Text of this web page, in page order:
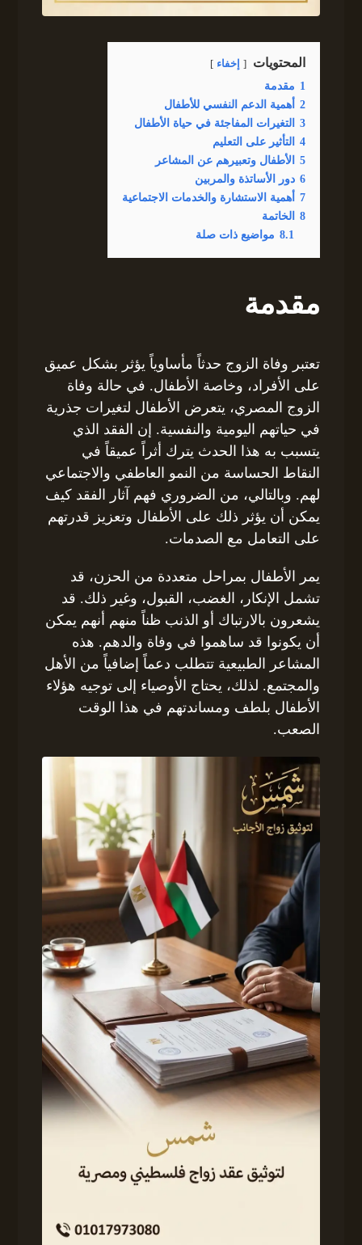
المحتويات إخفاء
1 مقدمة
2
أهمية الدعم النفسي للأطفال
3
التغيرات المفاجئة في حياة الأطفال
4
التأثير على التعليم
5
الأطفال وتعبيرهم عن المشاعر
6 دور الأساتذة والمربين
7
أهمية الاستشارة والخدمات الاجتماعية
8
الخاتمة
8.1 مواضيع ذات صلة
مقدمة
تعتبر وفاة الزوج حدثاً مأساوياً يؤثر بشكل عميق
على الأفراد، وخاصة الأطفال. في حالة وفاة
الزوج المصري، يتعرض الأطفال لتغيرات جذرية
في حياتهم اليومية والنفسية. إن الفقد الذي
يتسبب به هذا الحدث يترك أثراً عميقاً في
النقاط الحساسة من النمو العاطفي والاجتماعي
لهم. وبالتالي، من الضروري فهم آثار الفقد كيف
يمكن أن يؤثر ذلك على الأطفال وتعزيز قدرتهم
على التعامل مع الصدمات.
يمر الأطفال بمراحل متعددة من الحزن، قد
تشمل الإنكار، الغضب، القبول، وغير ذلك. قد
يشعرون بالارتباك أو الذنب ظناً منهم أنهم يمكن
أن يكونوا قد ساهموا في وفاة والدهم. هذه
المشاعر الطبيعية تتطلب دعماً إضافياً من الأهل
والمجتمع. لذلك، يحتاج الأوصياء إلى توجيه هؤلاء
الأطفال بلطف ومساندتهم في هذا الوقت
الصعب.